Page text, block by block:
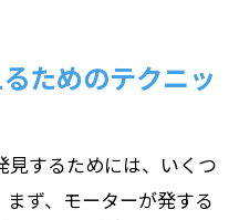
ためのテクニッ
見するためには、いくつ
ず、モーターが発する